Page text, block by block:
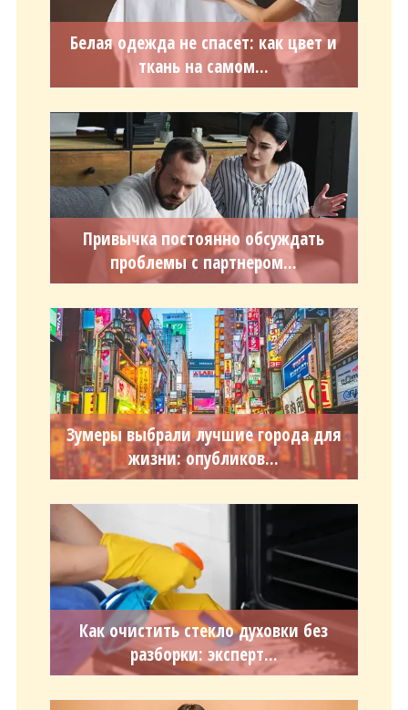
Белая одежда не спасет: как цвет и
ткань на самом...
Привычка постоянно обсуждать
проблемы с партнером...
Зумеры выбрали лучшие города для
жизни: опубликов...
Как очистить стекло духовки без
разборки: эксперт...